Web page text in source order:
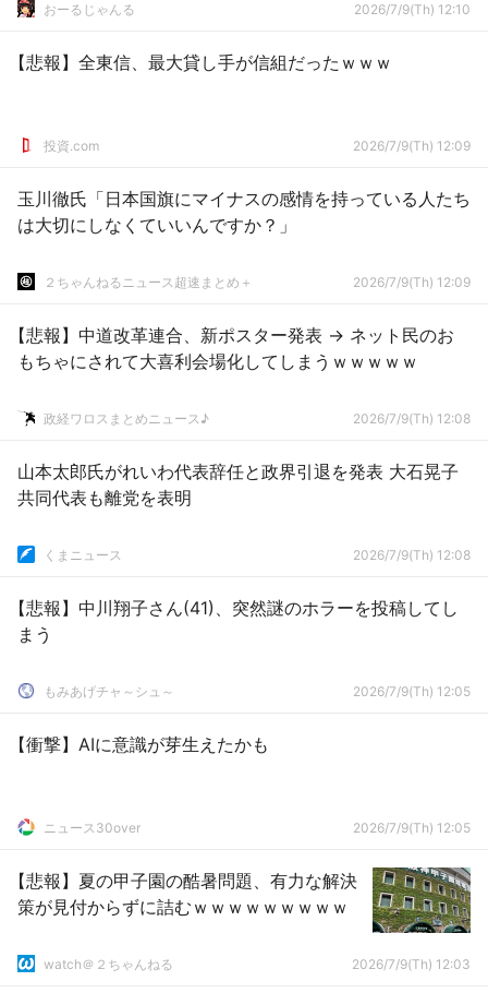
おーるじゃんる 2026/7/9(Th) 12:10
【悲報】全東信、最大貸し手が信組だったｗｗｗ
投資.com 2026/7/9(Th) 12:09
玉川徹氏「日本国旗にマイナスの感情を持っている人たち
は大切にしなくていいんですか？」
２ちゃんねるニュース超速まとめ＋ 2026/7/9(Th) 12:09
【悲報】中道改革連合、新ポスター発表 → ネット民のお
もちゃにされて大喜利会場化してしまうｗｗｗｗｗ
政経ワロスまとめニュース♪ 2026/7/9(Th) 12:08
山本太郎氏がれいわ代表辞任と政界引退を発表 大石晃子
共同代表も離党を表明
くまニュース 2026/7/9(Th) 12:08
【悲報】中川翔子さん(41)、突然謎のホラーを投稿してし
まう
もみあげチャ～シュ～ 2026/7/9(Th) 12:05
【衝撃】AIに意識が芽生えたかも
ニュース30over 2026/7/9(Th) 12:05
【悲報】夏の甲子園の酷暑問題、有力な解決
策が見付からずに詰むｗｗｗｗｗｗｗｗｗ
watch＠２ちゃんねる 2026/7/9(Th) 12:03